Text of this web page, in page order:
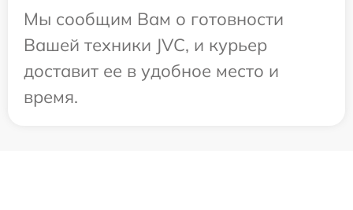
Мы сообщим Вам о готовности
Вашей техники JVC, и курьер
доставит ее в удобное место и
время.